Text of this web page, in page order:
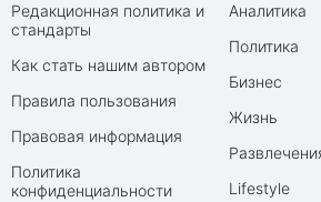
Редакционная политика и
стандарты
Как стать нашим автором
Правила пользования
Правовая информация
Политика
конфиденциальности
Аналитика
Политика
Бизнес
Жизнь
Lifestyle